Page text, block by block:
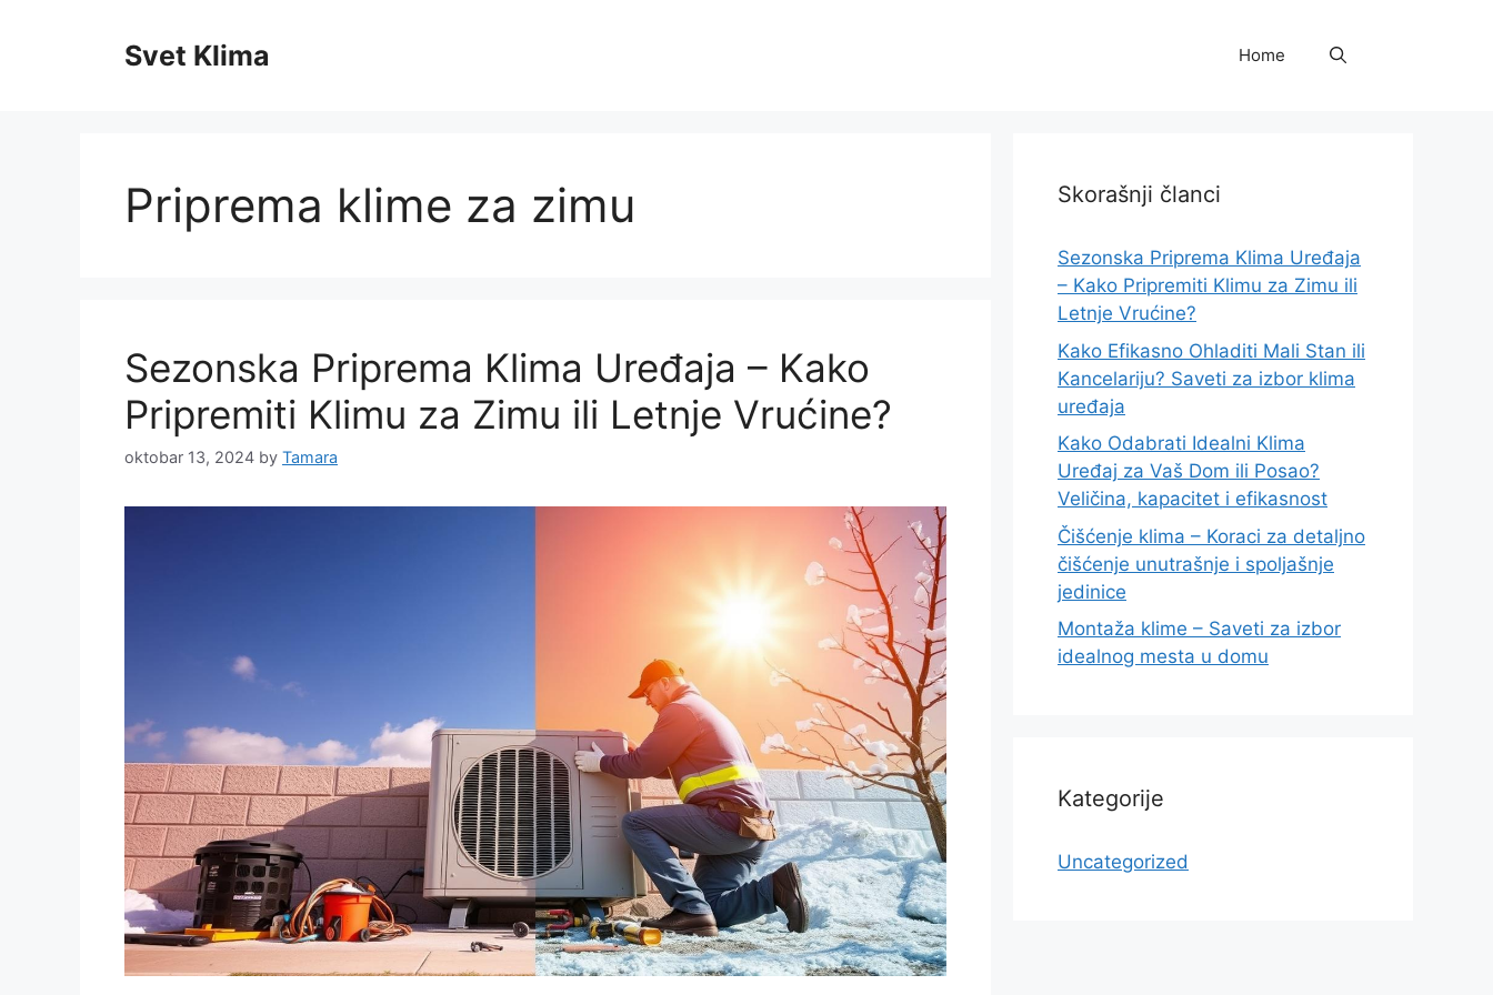
Svet Klima Home
Priprema klime za zimu
Sezonska Priprema Klima Uređaja – Kako
Pripremiti Klimu za Zimu ili Letnje Vrućine?
oktobar 13, 2024 by Tamara
Skorašnji članci
Sezonska Priprema Klima Uređaja
– Kako Pripremiti Klimu za Zimu ili
Letnje Vrućine?
Kako Efikasno Ohladiti Mali Stan ili
Kancelariju? Saveti za izbor klima
uređaja
Kako Odabrati Idealni Klima
Uređaj za Vaš Dom ili Posao?
Veličina, kapacitet i efikasnost
Čišćenje klima – Koraci za detaljno
čišćenje unutrašnje i spoljašnje
jedinice
Montaža klime – Saveti za izbor
idealnog mesta u domu
Kategorije
Uncategorized